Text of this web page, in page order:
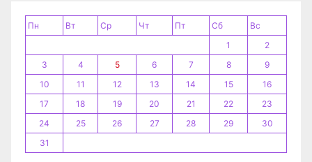
и
с
м
Пн Вт Ср Чт Пт Сб
Вс
1
2
3
4 5 6 7 8
9
10
11 12 13 14 15
16
17
18 19 20 21 22
23
24
25 26 27 28 29
30
31